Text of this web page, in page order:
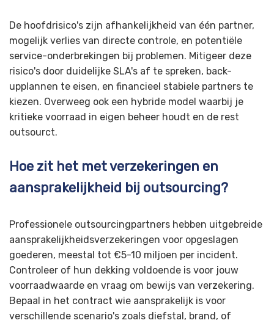
De hoofdrisico's zijn afhankelijkheid van één partner,
mogelijk verlies van directe controle, en potentiële
service-onderbrekingen bij problemen. Mitigeer deze
risico's door duidelijke SLA's af te spreken, back-
upplannen te eisen, en financieel stabiele partners te
kiezen. Overweeg ook een hybride model waarbij je
kritieke voorraad in eigen beheer houdt en de rest
outsourct.
Hoe zit het met verzekeringen en
aansprakelijkheid bij outsourcing?
Professionele outsourcingpartners hebben uitgebreide
aansprakelijkheidsverzekeringen voor opgeslagen
goederen, meestal tot €5-10 miljoen per incident.
Controleer of hun dekking voldoende is voor jouw
voorraadwaarde en vraag om bewijs van verzekering.
Bepaal in het contract wie aansprakelijk is voor
verschillende scenario's zoals diefstal, brand, of